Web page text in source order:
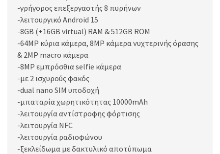
-γρήγορος επεξεργαστής 8 πυρήνων
-λειτουργικό Android 15
-8GB (+16GB virtual) RAM & 512GB ROM
-64MP κύρια κάμερα, 8MP κάμερα νυχτερινής όρασης
& 2MP macro κάμερα
-8MP εμπρόσθια selfie κάμερα
-με 2 ισχυρούς φακός
-dual nano SIM υποδοχή
-μπαταρία χωρητικότητας 10000mAh
-λειτουργία αντίστροφης φόρτισης
-λειτουργία NFC
-λειτουργία ραδιοφώνου
-ξεκλείδωμα με δακτυλικό αποτύπωμα